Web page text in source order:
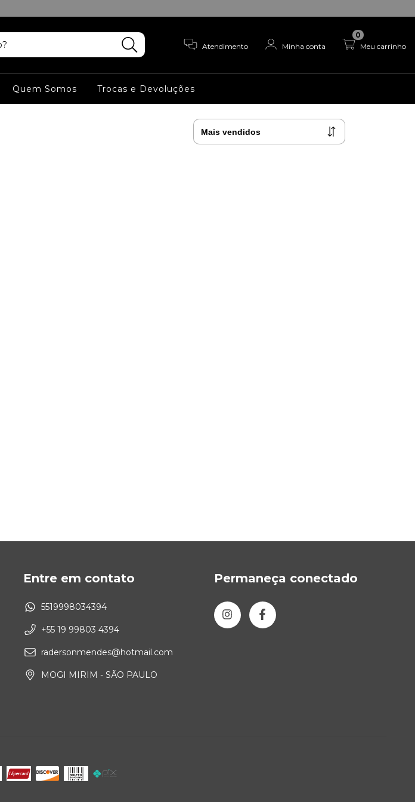
Atendimento Minha conta Meu carrinho
0
Quem Somos Trocas e Devoluções
Entre em contato
5519998034394
+55 19 99803 4394
radersonmendes@hotmail.com
MOGI MIRIM - SÃO PAULO
Permaneça conectado